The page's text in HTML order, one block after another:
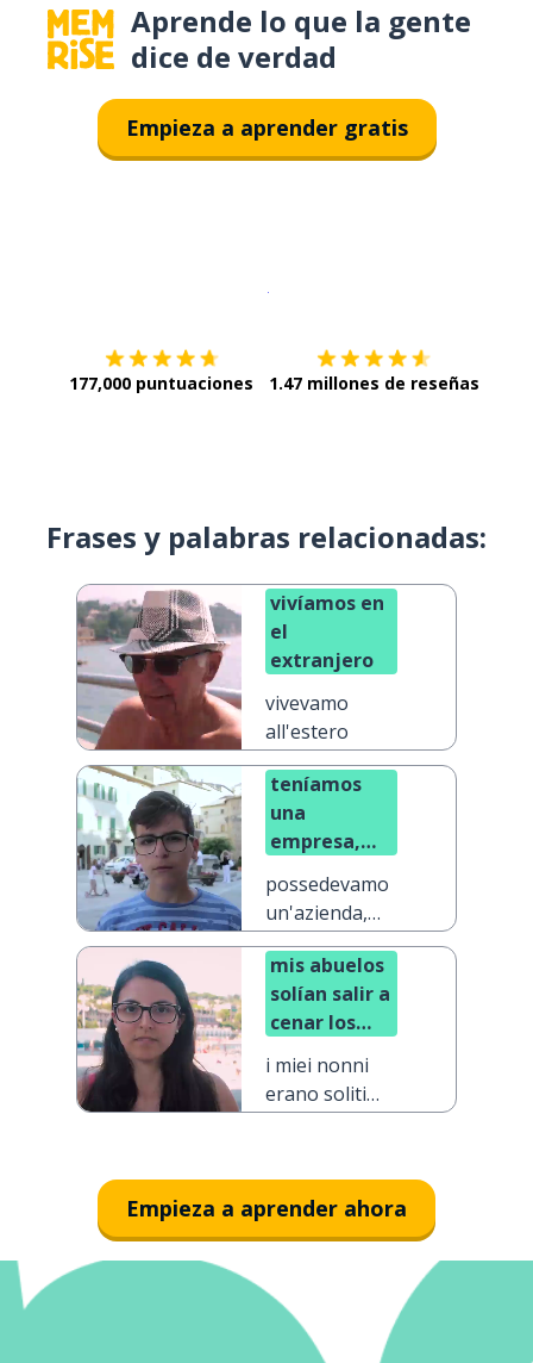
Aprende lo que la gente
dice de verdad
Empieza a aprender gratis
177,000 puntuaciones 1.47 millones de reseñas
Frases y palabras relacionadas:
vivíamos en
el
extranjero
vivevamo
all'estero
teníamos
una
empresa,
possedevamo
un'azienda,
ma non la
possediamo
più
mis abuelos
solían salir a
cenar los
i miei nonni
erano soliti
Empieza a aprender ahora